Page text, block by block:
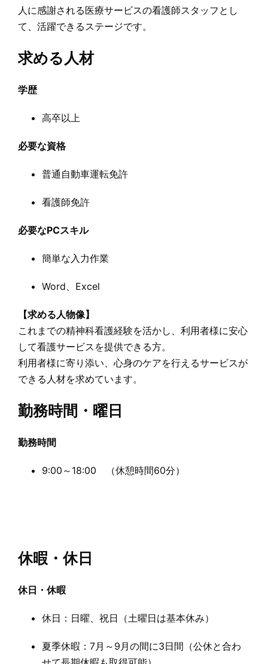
人に感謝される医療サービスの看護師スタッフとし
て、活躍できるステージです。
求める人材
学歴
高卒以上
必要な資格
普通自動車運転免許
看護師免許
必要なPCスキル
簡単な入力作業
Word、Excel
【求める人物像】
これまでの精神科看護経験を活かし、利用者様に安心
して看護サービスを提供できる方。
利用者様に寄り添い、心身のケアを行えるサービスが
できる人材を求めています。
勤務時間・曜日
勤務時間
9:00～18:00 （休憩時間60分）
休暇・休日
休日・休暇
休日：日曜、祝日（土曜日は基本休み）
夏季休暇：7月～9月の間に3日間（公休と合わ